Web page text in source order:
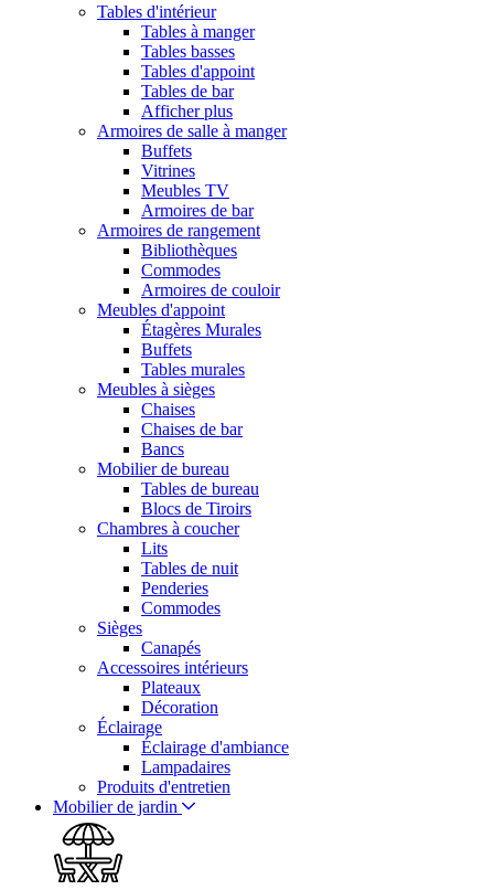
Tables d'intérieur
Tables à manger
Tables basses
Tables d'appoint
Tables de bar
Afficher plus
Armoires de salle à manger
Buffets
Vitrines
Meubles TV
Armoires de bar
Armoires de rangement
Bibliothèques
Commodes
Armoires de couloir
Meubles d'appoint
Étagères Murales
Buffets
Tables murales
Meubles à sièges
Chaises
Chaises de bar
Bancs
Mobilier de bureau
Tables de bureau
Blocs de Tiroirs
Chambres à coucher
Lits
Tables de nuit
Penderies
Commodes
Sièges
Canapés
Accessoires intérieurs
Plateaux
Décoration
Éclairage
Éclairage d'ambiance
Lampadaires
Produits d'entretien
Mobilier de jardin